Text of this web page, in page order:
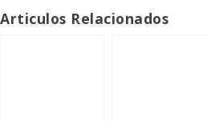
Articulos Relacionados